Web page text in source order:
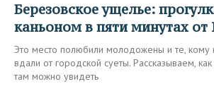
Березовское ущелье: прогулка над
каньоном в пяти минутах от
Это место полюбили молодожены и те, кому
вдали от городской суеты. Рассказываем, как
там можно увидеть